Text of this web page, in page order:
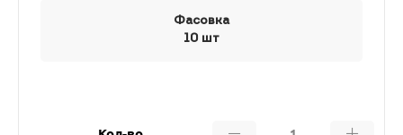
Фасовка
10 шт